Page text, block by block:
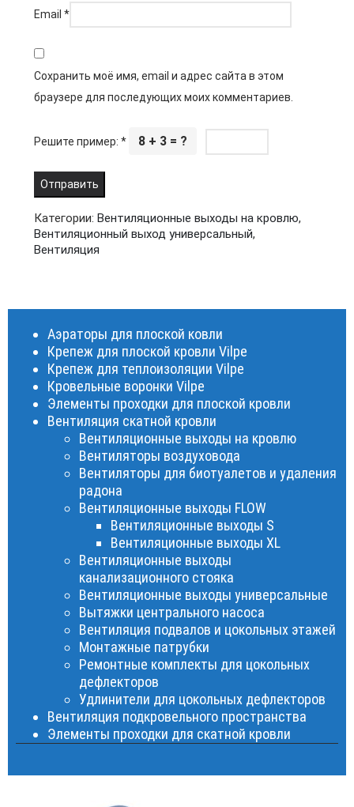
Email *
Сохранить моё имя, email и адрес сайта в этом
браузере для последующих моих комментариев.
Решите пример: * 8 + 3 = ?
Категории: Вентиляционные выходы на кровлю,
Вентиляционный выход универсальный,
Вентиляция
Аэраторы для плоской ковли
Крепеж для плоской кровли Vilpe
Крепеж для теплоизоляции Vilpe
Кровельные воронки Vilpe
Элементы проходки для плоской кровли
Вентиляция скатной кровли
Вентиляционные выходы на кровлю
Вентиляторы воздуховода
Вентиляторы для биотуалетов и удаления
радона
Вентиляционные выходы FLOW
Вентиляционные выходы S
Вентиляционные выходы XL
Вентиляционные выходы
канализационного стояка
Вентиляционные выходы универсальные
Вытяжки центрального насоса
Вентиляция подвалов и цокольных этажей
Монтажные патрубки
Ремонтные комплекты для цокольных
дефлекторов
Удлинители для цокольных дефлекторов
Вентиляция подкровельного пространства
Элементы проходки для скатной кровли